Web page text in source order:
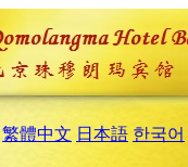
繁體中文 日本語 한국어